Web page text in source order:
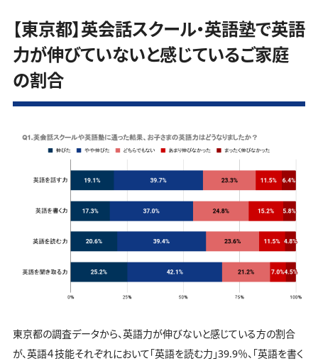
【東京都】英会話スクール・英語塾で英語
力が伸びていないと感じているご家庭
の割合
東京都の調査データから、英語力が伸びないと感じている方の割合
が、英語４技能それぞれにおいて「英語を読む力」39.9％、「英語を書く